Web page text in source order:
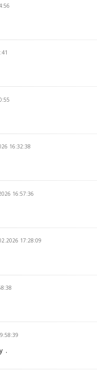
16:32:38
16:57:36
17:28:09
.